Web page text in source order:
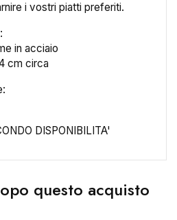
i vostri piatti preferiti.
in acciaio
cm circa
DISPONIBILITA'
questo acquisto